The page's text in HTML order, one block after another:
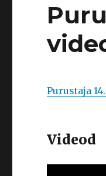
Purustaja
Videod